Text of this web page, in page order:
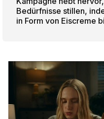
Bedürfnisse stillen,
in Form von Eiscreme